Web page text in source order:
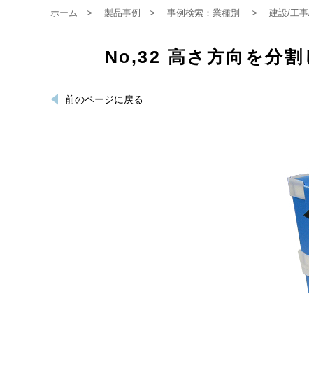
ホーム 製品事例 事例検索：業種別 建設/工
No,32 高さ方向を分割
前のページに戻る